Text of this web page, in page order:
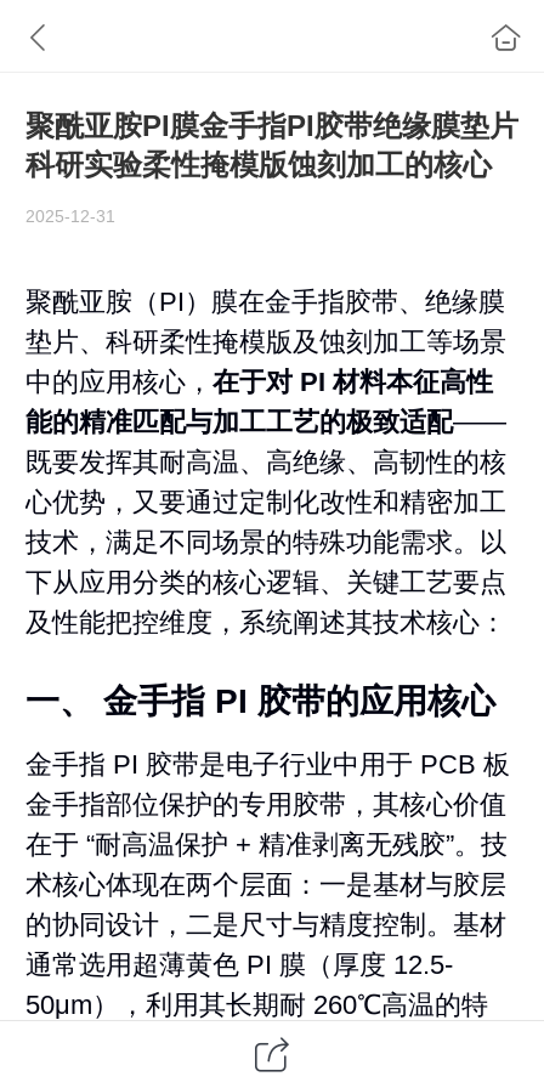
聚酰亚胺PI膜金手指PI胶带绝缘膜垫片
科研实验柔性掩模版蚀刻加工的核心
2025-12-31
聚酰亚胺（PI）膜在金手指胶带、绝缘膜
垫片、科研柔性掩模版及蚀刻加工等场景
中的应用核心， 在于对 PI 材料本征高性
能的精准匹配与加工工艺的极致适配——
既要发挥其耐高温、高绝缘、高韧性的核
心优势，又要通过定制化改性和精密加工
技术，满足不同场景的特殊功能需求。以
下从应用分类的核心逻辑、关键工艺要点
及性能把控维度，系统阐述其技术核心：
一、 金手指 PI 胶带的应用核心
金手指 PI 胶带是电子行业中用于 PCB 板
金手指部位保护的专用胶带，其核心价值
在于 “耐高温保护 + 精准剥离无残胶”。技
术核心体现在两个层面：一是基材与胶层
的协同设计，二是尺寸与精度控制。基材
通常选用超薄黄色 PI 膜（厚度 12.5-
50μm），利用其长期耐 260℃高温的特
性，可耐受 SMT 回流焊、波峰焊等高温